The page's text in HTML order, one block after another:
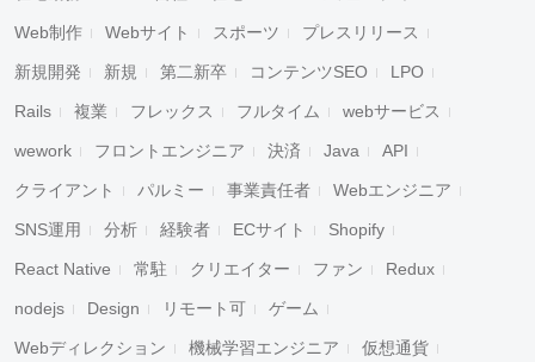
Web制作 Webサイト スポーツ プレスリリース
新規開発 新規 第二新卒 コンテンツSEO LPO
Rails 複業 フレックス フルタイム webサービス
wework フロントエンジニア 決済 Java API
クライアント パルミー 事業責任者 Webエンジニア
SNS運用 分析 経験者 ECサイト Shopify
React Native 常駐 クリエイター ファン Redux
nodejs Design リモート可 ゲーム
Webディレクション 機械学習エンジニア 仮想通貨